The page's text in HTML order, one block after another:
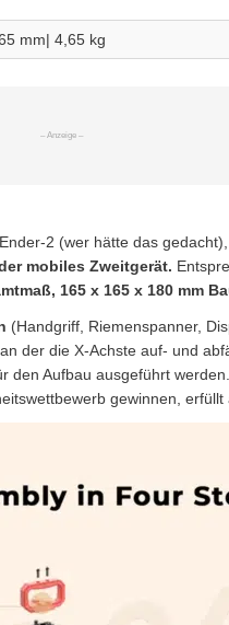
mm| 4,65 kg
2 (wer hätte das
mobiles Zweitgerät.
165 x 165 x 180 mm
(Handgriff, Riemenspanner,
der die X-Achste auf- und
den Aufbau ausgeführt
gewinnen, erfüllt